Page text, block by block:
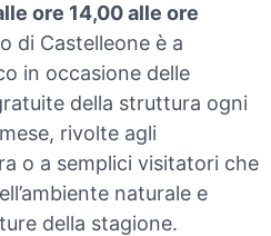
ore 14,00 alle ore
di Castelleone è a
in occasione delle
della struttura ogni
rivolte agli
o a semplici visitatori che
naturale e
della stagione.